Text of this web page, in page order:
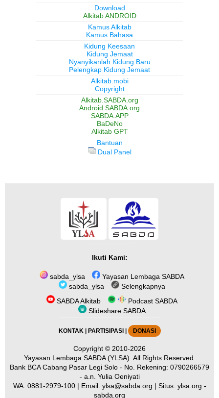
Download
Alkitab ANDROID
Kamus Alkitab
Kamus Bahasa
Kidung Keesaan
Kidung Jemaat
Nyanyikanlah Kidung Baru
Pelengkap Kidung Jemaat
Alkitab.mobi
Copyright
Alkitab.SABDA.org
Android.SABDA.org
SABDA.APP
BaDeNo
Alkitab GPT
Bantuan
Dual Panel
Ikuti Kami:
sabda_ylsa
Yayasan Lembaga SABDA
sabda_ylsa
Selengkapnya
SABDA Alkitab
Podcast SABDA
Slideshare SABDA
KONTAK| PARTISIPASI DONASI
Copyright © 2010-2026
Yayasan Lembaga SABDA (YLSA). All Rights Reserved.
Bank BCA Cabang Pasar Legi Solo - No. Rekening: 0790266579
- a.n. Yulia Oeniyati
WA: 0881-2979-100| Email: ylsa@sabda.org | Situs: ylsa.org -
sabda.org